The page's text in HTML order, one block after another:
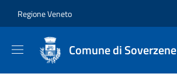
Regione Veneto
Comune di Soverzene